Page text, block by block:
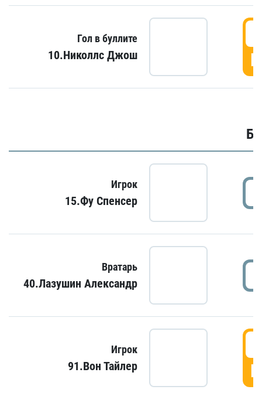
Гол в буллите
10.Николлс Джош
Игрок
15.Фу Спенсер
Вратарь
40.Лазушин Александр
Игрок
91.Вон Тайлер